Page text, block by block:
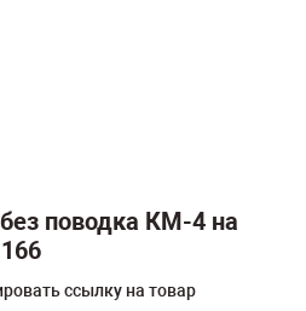
поводка КМ-4 на